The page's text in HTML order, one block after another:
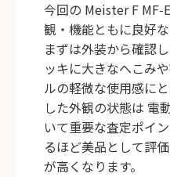
今回の Meister F
観・機能ともに良好
まずは外装から確認
ッキに大きなへこみ
ルの軽微な使用感に
した外観の状態は 電
いて重要な査定ポイ
るほど美品として評
が高くなります。